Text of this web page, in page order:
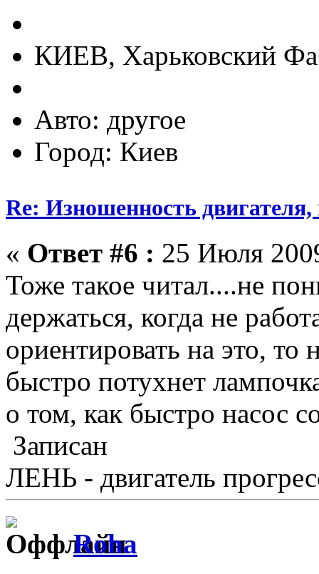
КИЕВ, Харьковский
Авто: другое
Город: Киев
Re: Изношенность
« Ответ #6 : 25 Июля
Тоже такое читал....не
держаться, когда не
ориентировать на это, то
быстро потухнет
о том, как быстро насос
Записан
ЛЕНЬ - двигатель
Roha